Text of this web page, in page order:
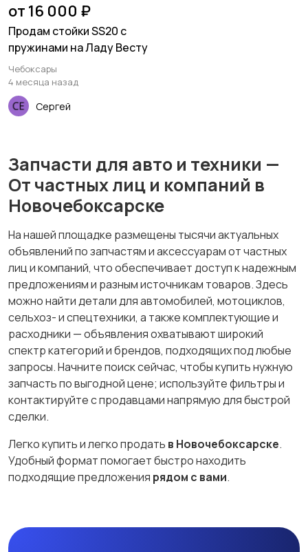
от 16 000 ₽
Продам стойки SS20 с
пружинами на Ладу Весту
Чебоксары
4 месяца назад
Сергей
Запчасти для авто и техники —
От частных лиц и компаний в
Новочебоксарске
На нашей площадке размещены тысячи актуальных
объявлений по запчастям и аксессуарам от частных
лиц и компаний, что обеспечивает доступ к надежным
предложениям и разным источникам товаров. Здесь
можно найти детали для автомобилей, мотоциклов,
сельхоз- и спецтехники, а также комплектующие и
расходники — объявления охватывают широкий
спектр категорий и брендов, подходящих под любые
запросы. Начните поиск сейчас, чтобы купить нужную
запчасть по выгодной цене; используйте фильтры и
контактируйте с продавцами напрямую для быстрой
сделки.
Легко купить и легко продать в Новочебоксарске.
Удобный формат помогает быстро находить
подходящие предложения рядом с вами.